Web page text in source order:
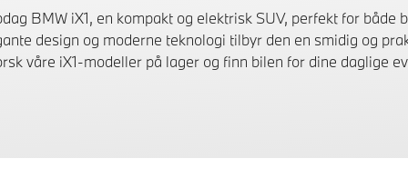
BMW iX1, en kompakt og elektrisk SUV, perfekt for både
design og moderne teknologi tilbyr den en smidig og
våre iX1-modeller på lager og finn bilen for dine daglige